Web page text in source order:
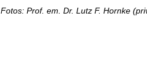
Fotos: Prof. em. Dr. Lutz F. Hornke